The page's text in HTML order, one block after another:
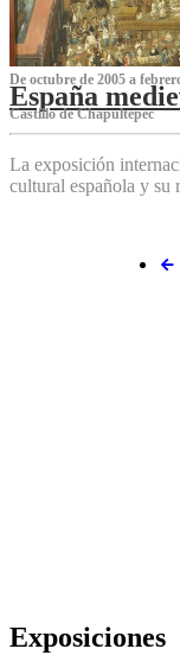
De octubre de 2005 a
España
Castillo de Chapultepec
La exposición
cultural española y
Exposiciones